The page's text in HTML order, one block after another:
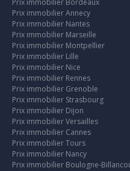
Prix immobilier Bordeaux
Prix immobilier Annecy
Prix immobilier Nantes
Prix immobilier Marseille
Prix immobilier Montpellier
Prix immobilier Lille
Prix immobilier Nice
Prix immobilier Rennes
Prix immobilier Grenoble
Prix immobilier Strasbourg
Prix immobilier Dijon
Prix immobilier Versailles
Prix immobilier Cannes
Prix immobilier Tours
Prix immobilier Nancy
Prix immobilier Boulogne-